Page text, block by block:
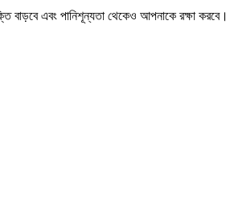
এবং পানিশূন্যতা থেকেও আপনাকে রক্ষা করবে।